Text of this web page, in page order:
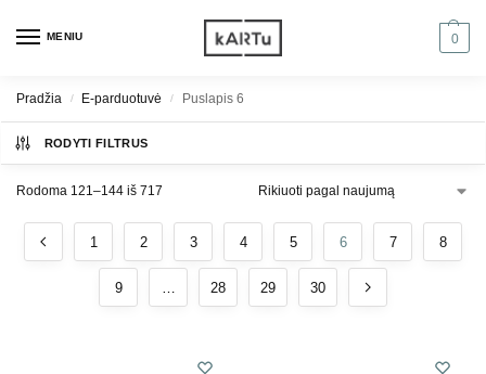
MENIU 0
Pradžia / E-parduotuvė / Puslapis 6
RODYTI FILTRUS
Rodoma 121–144 iš 717
1 2 3 4 5 6 7 8
9 … 28 29 30